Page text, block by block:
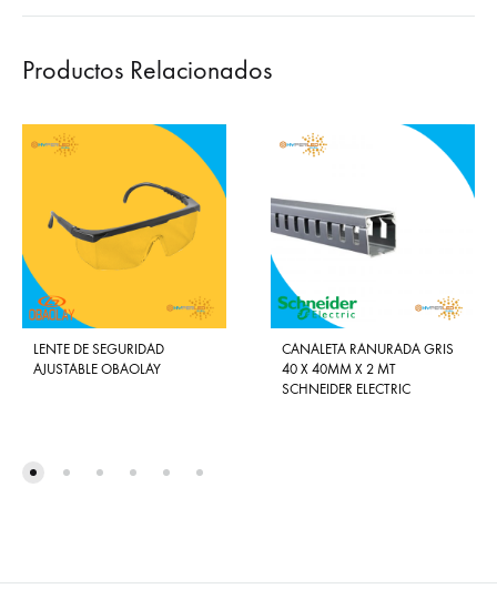
Productos Relacionados
LENTE DE SEGURIDAD
AJUSTABLE OBAOLAY
CANALETA RANURADA GRIS
40 X 40MM X 2 MT
SCHNEIDER ELECTRIC